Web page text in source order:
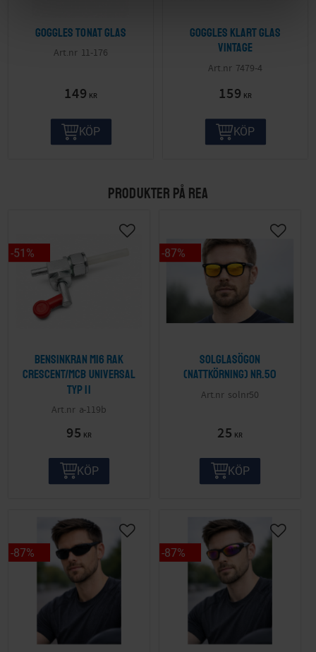
Goggles tonat glas
11-176
149 KR
KÖP
Goggles klart glas
vintage
7479-4
159 KR
KÖP
PRODUKTER PÅ REA
Bensinkran M16 Rak
Crescent/MCB Universal
Typ II
a-119b
95 KR
51 %
KÖP
Solglasögon
(nattkörning) nr.50
solnr50
25 KR
87%
KÖP
87% 87%